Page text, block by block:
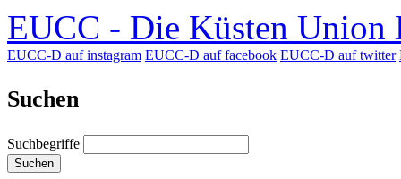
EUCC - Die Küsten Union
EUCC-D auf instagram EUCC-D auf facebook EUCC-D auf twitter
Suchen
Suchbegriffe
Suchen